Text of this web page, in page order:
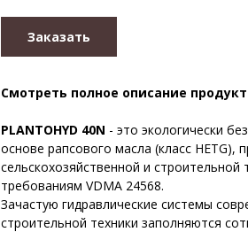
Заказать
Смотреть полное описание
PLANTOHYD 40N - это экологически
основе рапсового масла (класс HETG),
сельскохозяйственной и
требованиям VDMA 24568.
Зачастую гидравлические системы
строительной техники заполняются